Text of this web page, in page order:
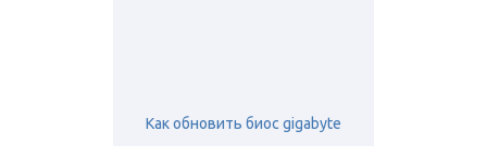
Как обновить биос gigabyte